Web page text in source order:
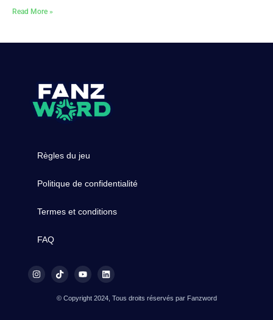
Read More »
Règles du jeu
Politique de confidentialité
Termes et conditions
FAQ
© Copyright 2024, Tous droits réservés par Fanzword